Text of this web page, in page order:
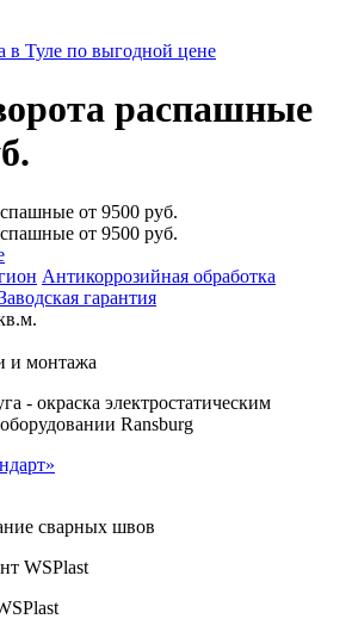
в Туле по выгодной цене
распашные
Антикоррозийная обработка
гарантия
и монтажа
- окраска электростатическим
Ransburg
сварных швов
WSPlast